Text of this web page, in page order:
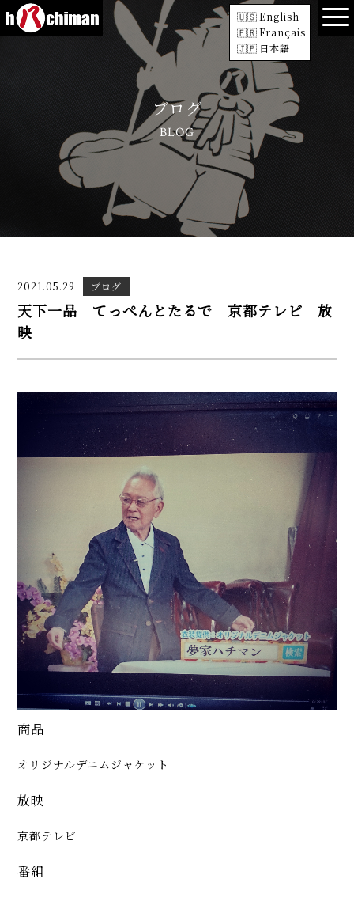
English
Français
日本語
ブログ
BLOG
2021.05.29 ブログ
天下一品 てっぺんとたるで 京都テレビ 放
映
商品
オリジナルデニムジャケット
放映
京都テレビ
番組